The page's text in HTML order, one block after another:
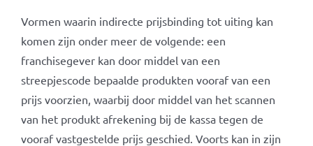
Vormen waarin indirecte prijsbinding tot uiting kan
komen zijn onder meer de volgende: een
franchisegever kan door middel van een
streepjescode bepaalde produkten vooraf van een
prijs voorzien, waarbij door middel van het scannen
van het produkt afrekening bij de kassa tegen de
vooraf vastgestelde prijs geschied. Voorts kan in zijn